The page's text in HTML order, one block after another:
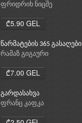
ფრიდრიხ ნიცშე
₾5.90 GEL
წარმატების 365 გასაღები
რამაზ გიგაური
₾7.00 GEL
გარდასახვა
ფრანც კაფკა